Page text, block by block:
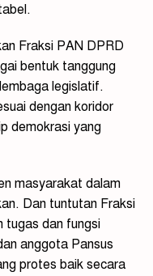
Fraksi PAN DPRD
bentuk tanggung
legislatif.
dengan koridor
demokrasi yang
masyarakat dalam
Dan tuntutan Fraksi
tugas dan fungsi
anggota Pansus
protes baik secara